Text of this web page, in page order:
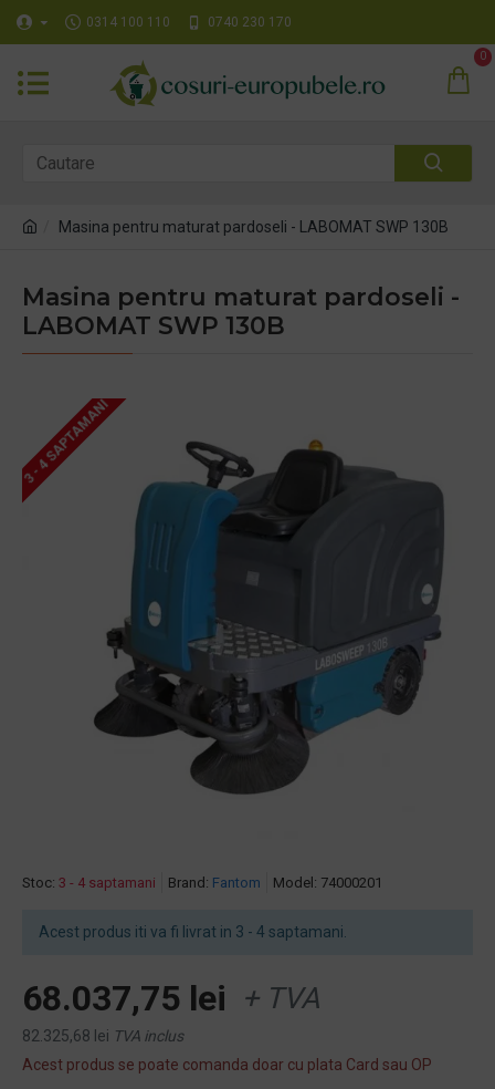
0314 100 110 0740 230 170
0
Masina pentru maturat pardoseli - LABOMAT SWP 130B
Masina pentru maturat pardoseli -
LABOMAT SWP 130B
3 - 4 SAPTAMANI
Stoc: 3 - 4 saptamani Brand: Fantom Model: 74000201
Acest produs iti va fi livrat in 3 - 4 saptamani.
68.037,75 lei + TVA
82.325,68 lei TVA inclus
Acest produs se poate comanda doar cu plata Card sau OP